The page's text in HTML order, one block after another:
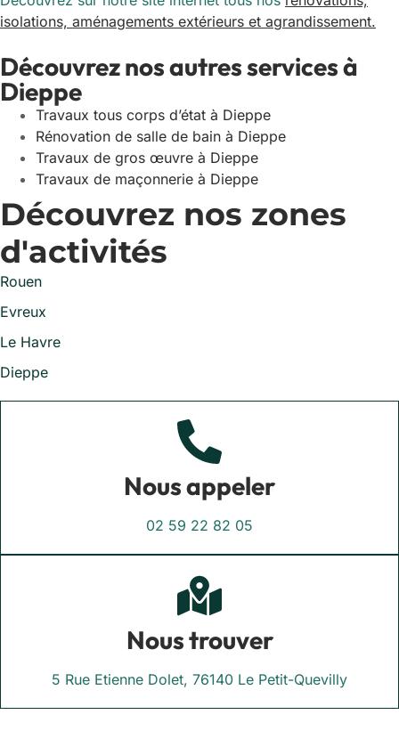
isolations, aménagements extérieurs et agrandissement.
Découvrez nos autres services à
Dieppe
Travaux tous corps d’état à Dieppe
Rénovation de salle de bain à Dieppe
Travaux de gros œuvre à Dieppe
Travaux de maçonnerie à Dieppe
Découvrez nos zones
d'activités
Rouen
Evreux
Le Havre
Dieppe
Nous appeler
02 59 22 82 05
Nous trouver
5 Rue Etienne Dolet, 76140 Le Petit-Quevilly